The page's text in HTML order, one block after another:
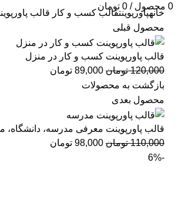
0 محصول /
0 تومان
خانهپاورپوینتقالب کسب و کار قالب
محصول قبلی
قالب پاورپوینت کسب و کار در منزل
120,000 تومان 89,000 تومان
بازگشت به محصولات
محصول بعدی
قالب پاورپوینت معرفی مدرسه، دانشگاه،
110,000 تومان 98,000 تومان
-6%